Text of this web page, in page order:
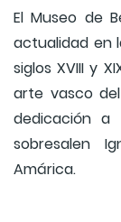
El Museo de
actualidad en
siglos XVIII y
arte vasco
dedicación a
sobresalen
Amárica.